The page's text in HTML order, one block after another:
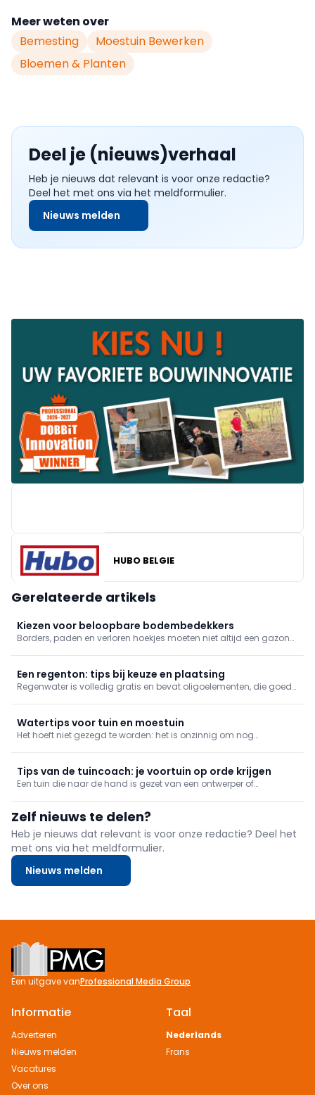
Meer weten over
Bemesting
Moestuin Bewerken
Bloemen & Planten
Deel je (nieuws)verhaal
Heb je nieuws dat relevant is voor onze redactie?
Deel het met ons via het meldformulier.
Nieuws melden
BRICO
HUBO BELGIE
Gerelateerde artikels
Kiezen voor beloopbare bodembedekkers
Borders, paden en verloren hoekjes moeten niet altijd een gazon
je kan toepassen en wanneer precies, leggen we je graag uit.
Een regenton: tips bij keuze en plaatsing
Regenwater is volledig gratis en bevat oligoelementen, die goed
Belangrijke redenen om ervan te profiteren dus! We helpen j
Watertips voor tuin en moestuin
Het hoeft niet gezegd te worden: het is onzinnig om nog
kijkt voor een systeem om regenwater op te vangen.
Tips van de tuincoach: je voortuin op orde krijgen
Een tuin die naar de hand is gezet van een ontwerper of
voortuintjes. Onze tuincoach gaat aan de slag met enkele kleine
ingrepen om
Zelf nieuws te delen?
Heb je nieuws dat relevant is voor onze redactie? Deel het
met ons via het meldformulier.
Nieuws melden
Footer
Een uitgave vanProfessional Media Group
Informatie
Adverteren
Nieuws melden
Vacatures
Over ons
Taal
Nederlands
Frans